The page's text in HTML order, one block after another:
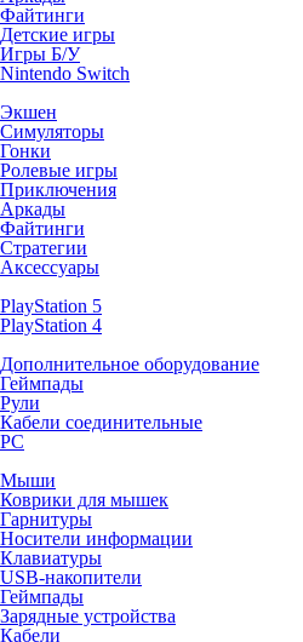
Файтинги
Детские игры
Игры Б/У
Nintendo Switch
Экшен
Симуляторы
Гонки
Ролевые игры
Приключения
Аркады
Файтинги
Стратегии
Аксессуары
PlayStation 5
PlayStation 4
Дополнительное оборудование
Геймпады
Рули
Кабели соединительные
PC
Мыши
Коврики для мышек
Гарнитуры
Носители информации
Клавиатуры
USB-накопители
Геймпады
Зарядные устройства
Кабели